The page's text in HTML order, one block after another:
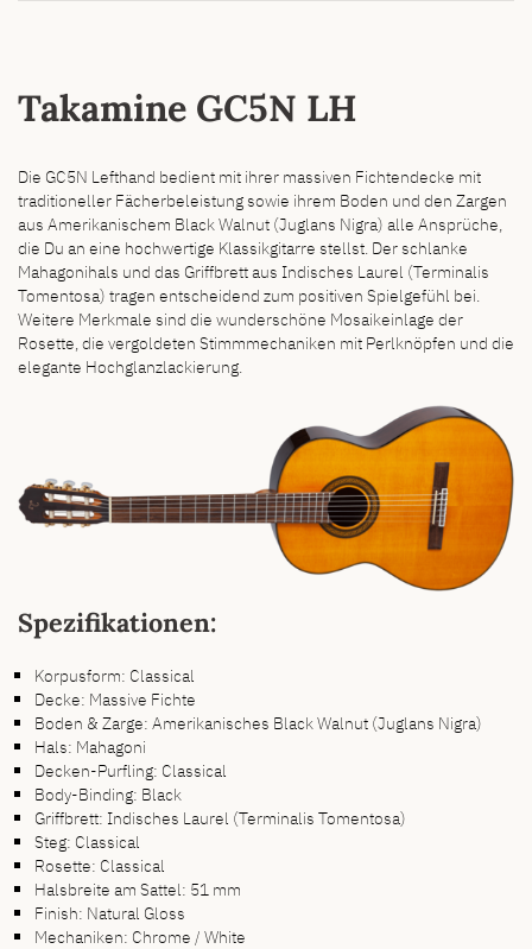
Takamine GC5N LH
Die GC5N Lefthand bedient mit ihrer massiven Fichtendecke mit
traditioneller Fächerbeleistung sowie ihrem Boden und den Zargen
aus Amerikanischem Black Walnut (Juglans Nigra) alle Ansprüche,
die Du an eine hochwertige Klassikgitarre stellst. Der schlanke
Mahagonihals und das Griffbrett aus Indisches Laurel (Terminalis
Tomentosa) tragen entscheidend zum positiven Spielgefühl bei.
Weitere Merkmale sind die wunderschöne Mosaikeinlage der
Rosette, die vergoldeten Stimmmechaniken mit Perlknöpfen und die
elegante Hochglanzlackierung.
Spezifikationen:
Korpusform: Classical
Decke: Massive Fichte
Boden & Zarge: Amerikanisches Black Walnut (Juglans Nigra)
Hals: Mahagoni
Decken-Purfling: Classical
Body-Binding: Black
Griffbrett: Indisches Laurel (Terminalis Tomentosa)
Steg: Classical
Rosette: Classical
Halsbreite am Sattel: 51 mm
Finish: Natural Gloss
Mechaniken: Chrome / White